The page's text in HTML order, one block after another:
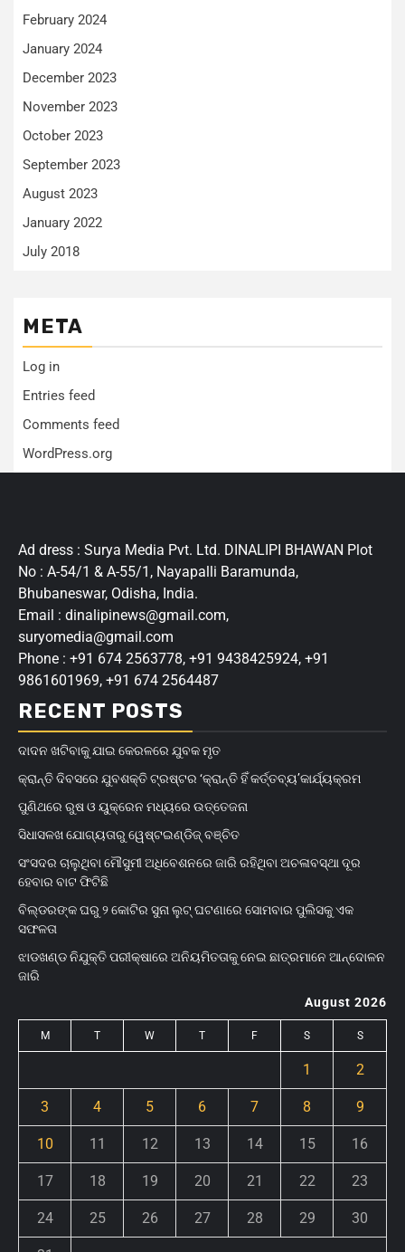
February 2024
January 2024
December 2023
November 2023
October 2023
September 2023
August 2023
January 2022
July 2018
META
Log in
Entries feed
Comments feed
WordPress.org
Ad dress : Surya Media Pvt. Ltd. DINALIPI BHAWAN Plot
No : A-54/1 & A-55/1, Nayapalli Baramunda,
Bhubaneswar, Odisha, India.
Email : dinalipinews@gmail.com,
suryomedia@gmail.com
Phone : +91 674 2563778, +91 9438425924, +91
9861601969, +91 674 2564487
RECENT POSTS
ଦାଦନ ଖଟିବାକୁ ଯାଇ କେରଳରେ ଯୁବକ ମୃତ
କ୍ରାନ୍ତି ଦିବସରେ ଯୁବଶକ୍ତି ଟ୍ରଷ୍ଟର ‘କ୍ରାନ୍ତି ହିଁ କର୍ତ୍ତବ୍ୟ’କାର୍ଯ୍ୟକ୍ରମ
ପୁଣିଥରେ ରୁଷ ଓ ୟୁକ୍ରେନ ମଧ୍ୟରେ ଉତ୍ତେଜନା
ସିଧାସଳଖ ଯୋଗ୍ୟତାରୁ ୱେଷ୍ଟଇଣ୍ଡିଜ୍‌ ବଞ୍ଚିତ
ସଂସଦର ଚାଲୁଥିବା ମୌସୁମୀ ଅଧିବେଶନରେ ଜାରି ରହିଥିବା ଅଚଳାବସ୍ଥା ଦୂର
ହେବାର ବାଟ ଫିଟିଛି
ବିଲ୍‌ଡରଙ୍କ ଘରୁ ୨ କୋଟିର ସୁନା ଲୁଟ୍ ଘଟଣାରେ ସୋମବାର ପୁଲିସକୁ ଏକ
ସଫଳତା
ଝାଡଖଣ୍ଡ ନିଯୁକ୍ତି ପରୀକ୍ଷାରେ ଅନିୟମିତତାକୁ ନେଇ ଛାତ୍ରମାନେ ଆନ୍ଦୋଳନ
ଜାରି
August 2026
M T W T F S S
1 2
3 4 5 6 7 8 9
10 11 12 13 14 15 16
17 18 19 20 21 22 23
24 25 26 27 28 29 30